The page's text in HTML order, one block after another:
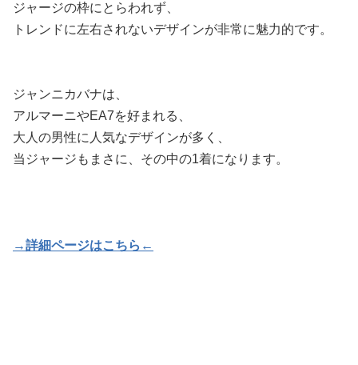
ジャージの枠にとらわれず、
トレンドに左右されないデザインが非常に魅力的です。
ジャンニカバナは、
アルマーニやEA7を好まれる、
大人の男性に人気なデザインが多く、
当ジャージもまさに、その中の1着になります。
→詳細ページはこちら←